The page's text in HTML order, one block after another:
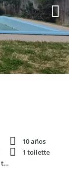
10 años
1 toilette
953,76 m² terren.